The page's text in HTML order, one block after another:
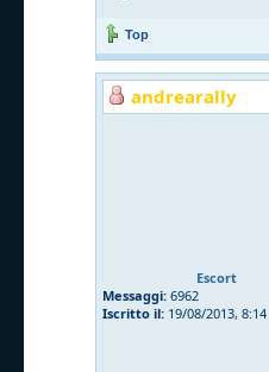
Top
andrearally
Escort
Messaggi: 6962
Iscritto il: 19/08/2013, 8:14